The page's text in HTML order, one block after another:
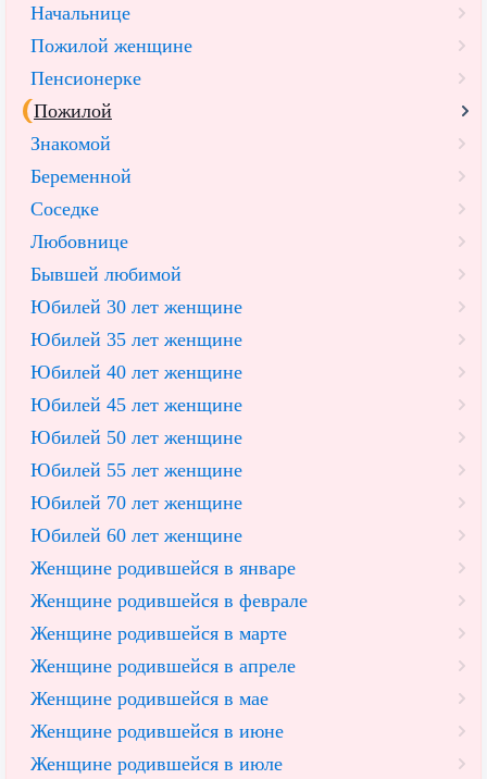
Начальнице
Пожилой женщине
Пенсионерке
Пожилой
Знакомой
Беременной
Соседке
Любовнице
Бывшей любимой
Юбилей 30 лет женщине
Юбилей 35 лет женщине
Юбилей 40 лет женщине
Юбилей 45 лет женщине
Юбилей 50 лет женщине
Юбилей 55 лет женщине
Юбилей 70 лет женщине
Юбилей 60 лет женщине
Женщине родившейся в январе
Женщине родившейся в феврале
Женщине родившейся в марте
Женщине родившейся в апреле
Женщине родившейся в мае
Женщине родившейся в июне
Женщине родившейся в июле